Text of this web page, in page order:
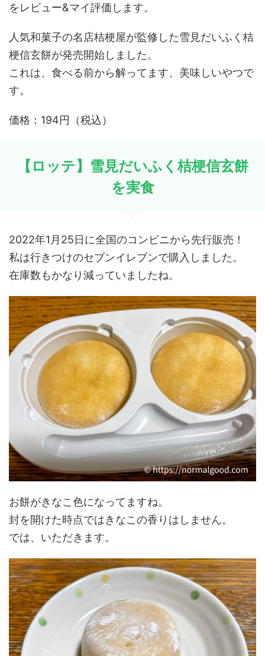
をレビュー&マイ評価します。
人気和菓子の名店桔梗屋が監修した雪見だいふく桔
梗信玄餅が発売開始しました。
これは、食べる前から解ってます、美味しいやつで
す。
価格：194円（税込）
【ロッテ】雪見だいふく桔梗信玄餅
を実食
2022年1月25日に全国のコンビニから先行販売！
私は行きつけのセブンイレブンで購入しました。
在庫数もかなり減っていましたね。
お餅がきなこ色になってますね。
封を開けた時点ではきなこの香りはしません。
では、いただきます。